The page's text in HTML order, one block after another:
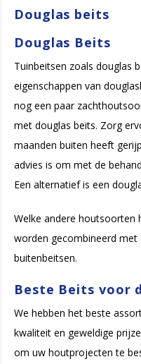
Douglas beits
Douglas Beits
Tuinbeitsen zoals douglas
eigenschappen van
nog een paar
met douglas beits. Zorg
maanden buiten heeft
advies is om met de
Een alternatief is een
Welke andere houtsoorten
worden gecombineerd
buitenbeitsen.
Beste Beits voor
We hebben het beste
kwaliteit en geweldige
om uw houtprojecten te